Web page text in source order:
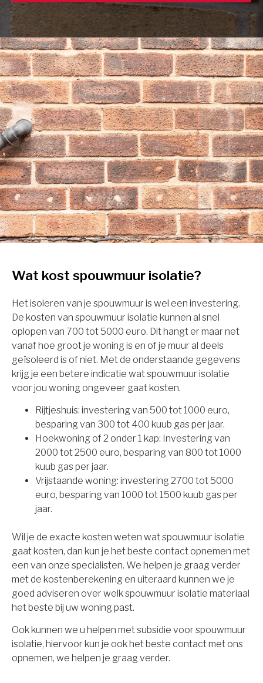
Wat kost spouwmuur isolatie?
Het isoleren van je spouwmuur is wel een investering.
De kosten van spouwmuur isolatie kunnen al snel
oplopen van 700 tot 5000 euro. Dit hangt er maar net
vanaf hoe groot je woning is en of je muur al deels
geïsoleerd is of niet. Met de onderstaande gegevens
krijg je een betere indicatie wat spouwmuur isolatie
voor jou woning ongeveer gaat kosten.
Rijtjeshuis: investering van 500 tot 1000 euro,
besparing van 300 tot 400 kuub gas per jaar.
Hoekwoning of 2 onder 1 kap: Investering van
2000 tot 2500 euro, besparing van 800 tot 1000
kuub gas per jaar.
Vrijstaande woning: investering 2700 tot 5000
euro, besparing van 1000 tot 1500 kuub gas per
jaar.
Wil je de exacte kosten weten wat spouwmuur isolatie
gaat kosten, dan kun je het beste contact opnemen met
een van onze specialisten. We helpen je graag verder
met de kostenberekening en uiteraard kunnen we je
goed adviseren over welk spouwmuur isolatie materiaal
het beste bij uw woning past.
Ook kunnen we u helpen met subsidie voor spouwmuur
isolatie, hiervoor kun je ook het beste contact met ons
opnemen, we helpen je graag verder.